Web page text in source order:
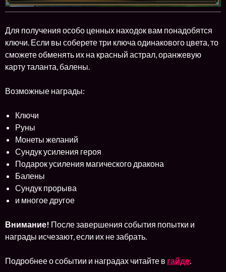
Для получения особо ценных находок вам понадобятся
ключи. Если вы соберете три ключа одинакового цвета, то
сможете обменять их на красный астрал, оранжевую
карту таланта, балены.
Возможные награды:
Ключи
Руны
Монеты желаний
Сундук усиления героя
Подарок усиления магического дракона
Балены
Сундук прорыва
и многое другое
Внимание! После завершения события попытки и
награды исчезают, если их не забрать.
Подробнее о событии и наградах читайте в гайде